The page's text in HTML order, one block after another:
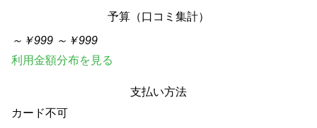
予算 （口コミ集計）
～￥999 ～￥999
利用金額分布を見る
支払い方法
カード不可